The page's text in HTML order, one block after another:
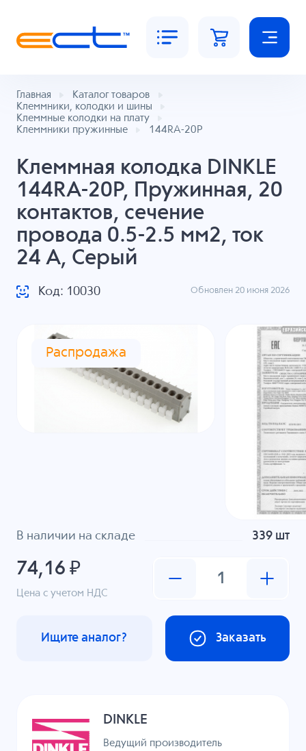
Главная
Каталог товаров
Клеммники, колодки и шины
Клеммные колодки на плату
Клеммники пружинные
144RA-20P
Клеммная колодка DINKLE
144RA-20P, Пружинная, 20
контактов, сечение
провода 0.5-2.5 мм2, ток
24 A, Серый
Код: 10030 Обновлен 20 июня 2026
Распродажа
В наличии на складе 339 шт
74,16 ₽
Цена с учетом НДС
Заказать
Ищите аналог?
DINKLE
Ведущий производитель